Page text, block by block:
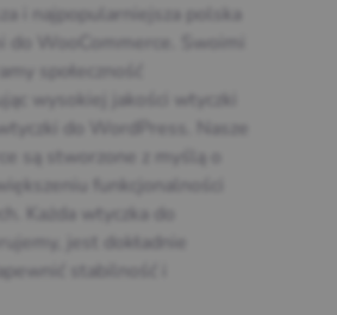
i najpopularniejsza polska
do WooCommerce. Swoimi
społeczność
wysokiej jakości wtyczki
do WordPress. Nasze
są stworzone z myślą o
funkcjonalności
Każda wtyczka do
jest dokładnie
stabilność i